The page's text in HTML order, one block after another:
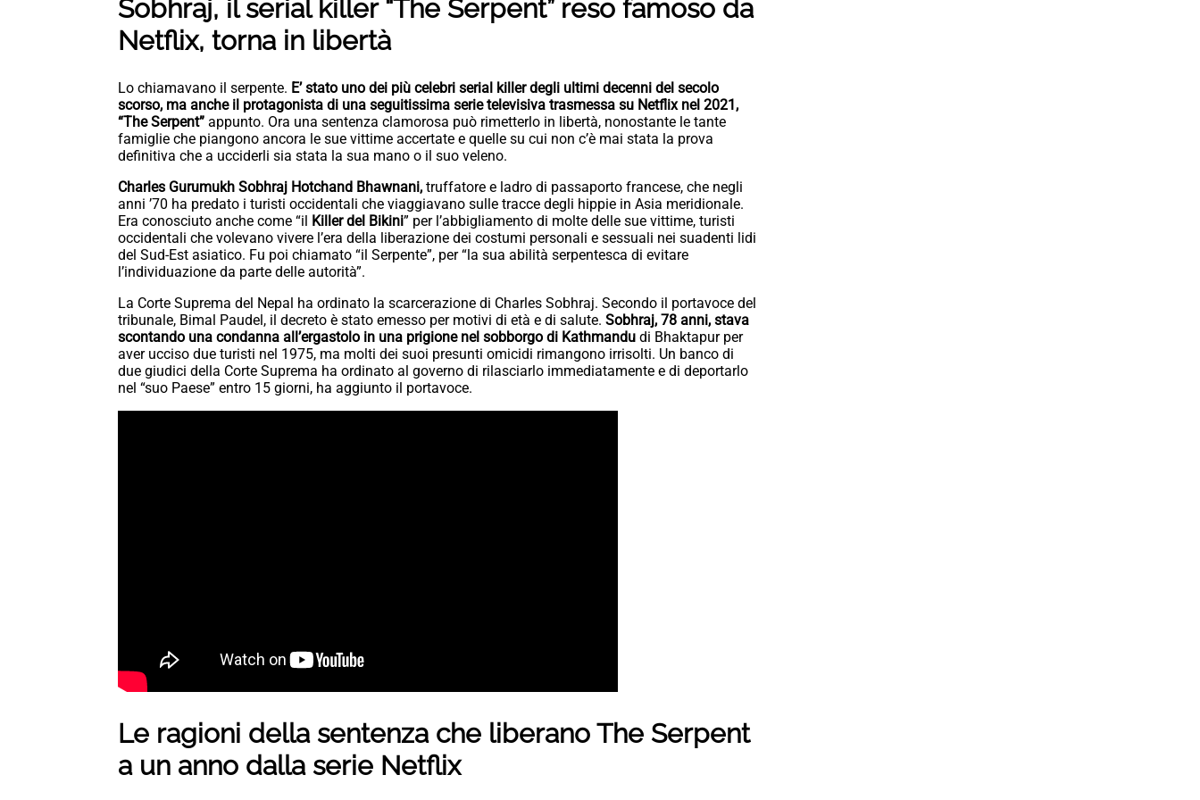
Sobhraj, il serial killer “The Serpent” reso famoso da
Netflix, torna in libertà
Lo chiamavano il serpente. E’ stato uno dei più celebri serial killer degli ultimi decenni del secolo
scorso, ma anche il protagonista di una seguitissima serie televisiva trasmessa su Netflix nel 2021,
“The Serpent” appunto. Ora una sentenza clamorosa può rimetterlo in libertà, nonostante le tante
famiglie che piangono ancora le sue vittime accertate e quelle su cui non c’è mai stata la prova
definitiva che a ucciderli sia stata la sua mano o il suo veleno.
Charles Gurumukh Sobhraj Hotchand Bhawnani, truffatore e ladro di passaporto francese, che negli
anni ’70 ha predato i turisti occidentali che viaggiavano sulle tracce degli hippie in Asia meridionale.
Era conosciuto anche come “il Killer del Bikini” per l’abbigliamento di molte delle sue vittime, turisti
occidentali che volevano vivere l’era della liberazione dei costumi personali e sessuali nei suadenti lidi
del Sud-Est asiatico. Fu poi chiamato “il Serpente”, per “la sua abilità serpentesca di evitare
l’individuazione da parte delle autorità”.
La Corte Suprema del Nepal ha ordinato la scarcerazione di Charles Sobhraj. Secondo il portavoce del
tribunale, Bimal Paudel, il decreto è stato emesso per motivi di età e di salute. Sobhraj, 78 anni, stava
scontando una condanna all’ergastolo in una prigione nel sobborgo di Kathmandu di Bhaktapur per
aver ucciso due turisti nel 1975, ma molti dei suoi presunti omicidi rimangono irrisolti. Un banco di
due giudici della Corte Suprema ha ordinato al governo di rilasciarlo immediatamente e di deportarlo
nel “suo Paese” entro 15 giorni, ha aggiunto il portavoce.
Le ragioni della sentenza che liberano The Serpent
a un anno dalla serie Netflix